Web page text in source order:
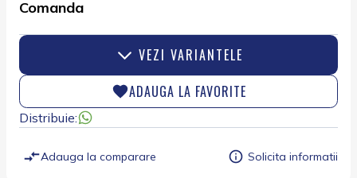
Comanda
VEZI VARIANTELE
ADAUGA LA FAVORITE
Distribuie:
Adauga la comparare Solicita informatii